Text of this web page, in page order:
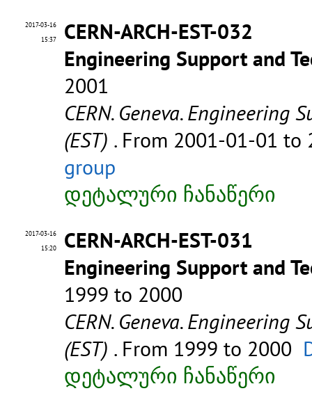
2017-03-16
15:37
CERN-ARCH-EST-032
Engineering Support and
2001
CERN. Geneva. Engineering
(EST) . From 2001-01-01
group
დეტალური ჩანაწერი
2017-03-16
15:20
CERN-ARCH-EST-031
Engineering Support and
1999 to 2000
CERN. Geneva. Engineering
(EST) . From 1999 to 2000
დეტალური ჩანაწერი